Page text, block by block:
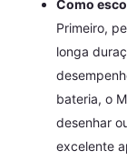
Como
Primeiro,
longa
bateria, o
desenhar
excelente